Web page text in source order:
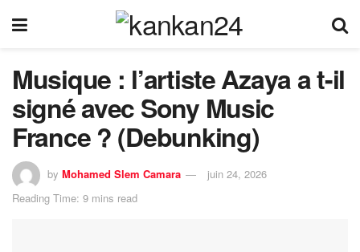
Musique : l’artiste Azaya a t-il
signé avec Sony Music
France ? (Debunking)
by Mohamed Slem Camara
juin 24, 2026
Reading Time: 9 mins read